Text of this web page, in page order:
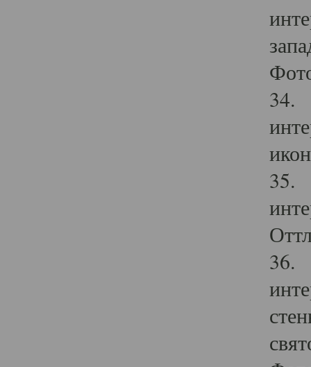
34.
35.
36.